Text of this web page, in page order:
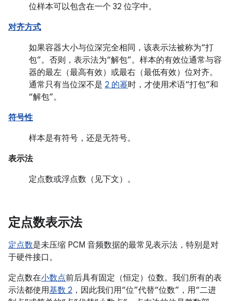
位样本可以包含在一个 32 位字中。
对齐方式
如果容器大小与位深完全相同，该表示法被称为“打
包”。 否则，表示法为“解包”。 样本的有效位通常与容
器的最左（最高有效）或最右（最低有效）位对齐。
通常只有当位深不是 2 的幂时，才使用术语“打包”和
“解包”。
符号性
样本是有符号，还是无符号。
表示法
定点数或浮点数（见下文）。
定点数表示法
定点数是未压缩 PCM 音频数据的最常见表示法，特别是对
于硬件接口。
定点数在小数点前后具有固定（恒定）位数。我们所有的表
示法都使用基数 2 ，因此我们用“位”代替“位数”，用“二进